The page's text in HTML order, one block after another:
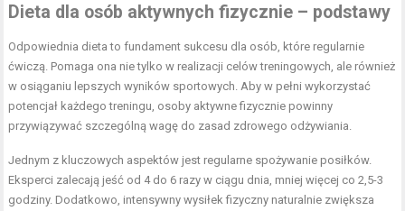
Dieta dla osób aktywnych fizycznie – podstawy
Odpowiednia dieta to fundament sukcesu dla osób, które regularnie
ćwiczą. Pomaga ona nie tylko w realizacji celów treningowych, ale również
w osiąganiu lepszych wyników sportowych. Aby w pełni wykorzystać
potencjał każdego treningu, osoby aktywne fizycznie powinny
przywiązywać szczególną wagę do zasad zdrowego odżywiania.
Jednym z kluczowych aspektów jest regularne spożywanie posiłków.
Eksperci zalecają jeść od 4 do 6 razy w ciągu dnia, mniej więcej co 2,5-3
godziny. Dodatkowo, intensywny wysiłek fizyczny naturalnie zwiększa